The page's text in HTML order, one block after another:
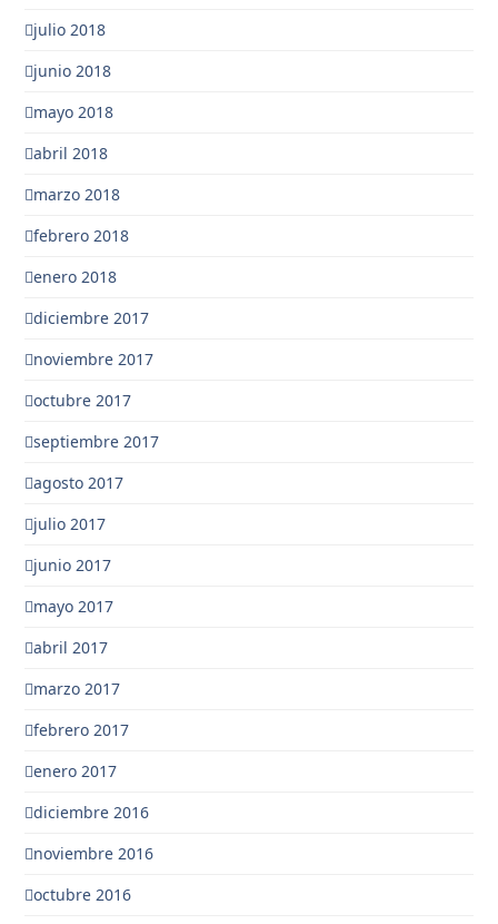
julio 2018
junio 2018
mayo 2018
abril 2018
marzo 2018
febrero 2018
enero 2018
diciembre 2017
noviembre 2017
octubre 2017
septiembre 2017
agosto 2017
julio 2017
junio 2017
mayo 2017
abril 2017
marzo 2017
febrero 2017
enero 2017
diciembre 2016
noviembre 2016
octubre 2016